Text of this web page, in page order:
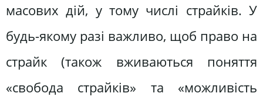
масових дій, у тому числі страйків. У
будь-якому разі важливо, щоб право на
страйк (також вживаються поняття
«свобода страйків» та «можливість